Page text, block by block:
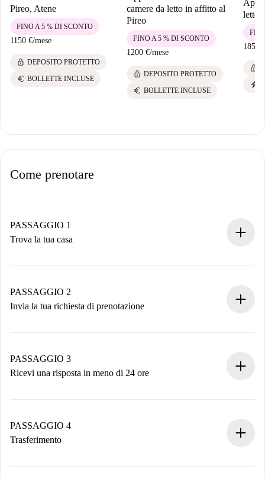
Pireo, Atene
1150 €/mese
FINO A 5 % DI SCONTO
lock DEPOSITO PROTETTO
euro BOLLETTE INCLUSE
camere da letto in affitto al
Pireo
1200 €/mese
FINO A 5 % DI SCONTO
lock DEPOSITO PROTETTO
euro BOLLETTE INCLUSE
letto
1850
lock
electric_bolt
Come prenotare
PASSAGGIO 1
Trova la tua casa
Hai tutte le informazioni necessarie in anticipo.
PASSAGGIO 2
Invia la tua richiesta di prenotazione
non accetta.
PASSAGGIO 3
Ricevi una risposta in meno di 24 ore
contatto con il proprietario.
Se rifiutata: non ti addebiteremo nulla e ti proporremo
PASSAGGIO 4
Trasferimento